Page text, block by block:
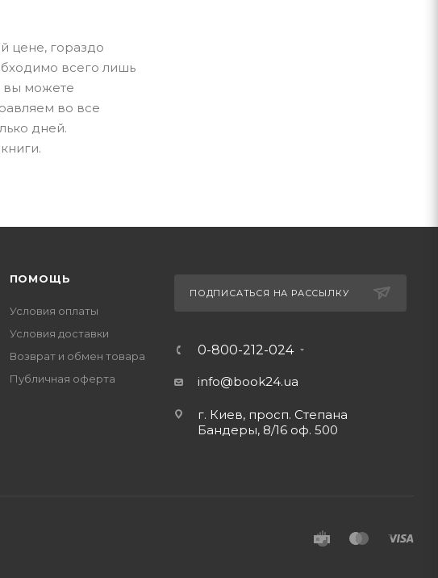
цене, гораздо
всего лишь
вы можете
во все
дней.
ПОМОЩЬ
Условия оплаты
Условия доставки
Возврат и обмен товара
Публичная оферта
ПОДПИСАТЬСЯ НА РАССЫЛКУ
0-800-212-024
info@book24.ua
г. Киев, просп. Степана
Бандеры, 8/16 оф. 500